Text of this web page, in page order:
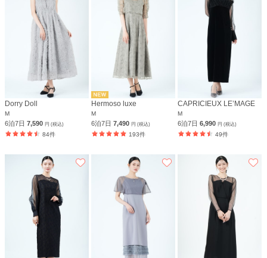
Dorry Doll
M
6泊7日 7,590 円 (税込)
84件
Hermoso luxe
M
6泊7日7,490円 (税込)
193件
CAPRICIEUX LE’MAGE
M
6泊7日6,990円 (税込)
49件